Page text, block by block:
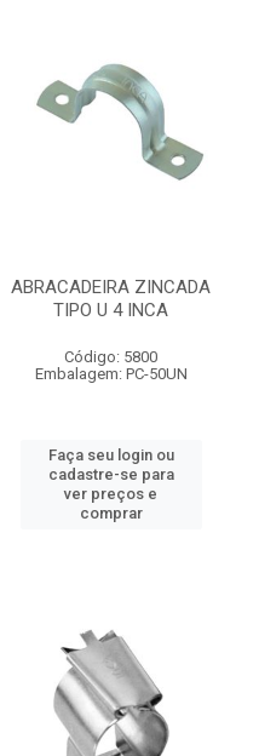
ABRACADEIRA ZINCADA
TIPO U 4 INCA
Código: 5800
Embalagem: PC-50UN
Faça seu login ou
cadastre-se para
ver preços e
comprar